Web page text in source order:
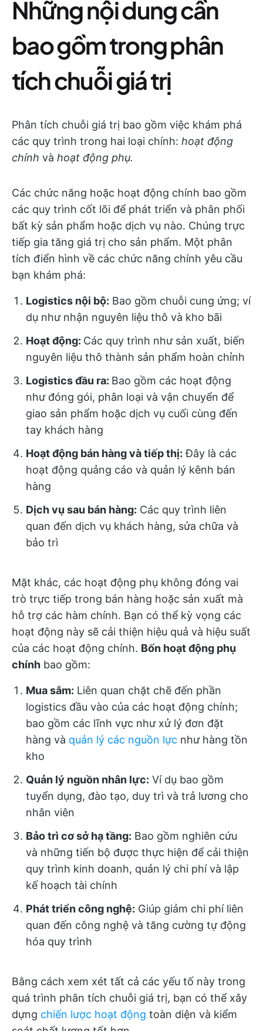
Những nội dung cần
bao gồm trong phân
tích chuỗi giá trị
Phân tích chuỗi giá trị bao gồm việc khám phá
các quy trình trong hai loại chính: hoạt động
chính và hoạt động phụ.
Các chức năng hoặc hoạt động chính bao gồm
các quy trình cốt lõi để phát triển và phân phối
bất kỳ sản phẩm hoặc dịch vụ nào. Chúng trực
tiếp gia tăng giá trị cho sản phẩm. Một phân
tích điển hình về các chức năng chính yêu cầu
bạn khám phá:
Logistics nội bộ: Bao gồm chuỗi cung ứng; ví
dụ như nhận nguyên liệu thô và kho bãi
Hoạt động: Các quy trình như sản xuất, biến
nguyên liệu thô thành sản phẩm hoàn chỉnh
Logistics đầu ra: Bao gồm các hoạt động
như đóng gói, phân loại và vận chuyển để
giao sản phẩm hoặc dịch vụ cuối cùng đến
tay khách hàng
Hoạt động bán hàng và tiếp thị: Đây là các
hoạt động quảng cáo và quản lý kênh bán
hàng
Dịch vụ sau bán hàng: Các quy trình liên
quan đến dịch vụ khách hàng, sửa chữa và
bảo trì
Mặt khác, các hoạt động phụ không đóng vai
trò trực tiếp trong bán hàng hoặc sản xuất mà
hỗ trợ các hàm chính. Bạn có thể kỳ vọng các
hoạt động này sẽ cải thiện hiệu quả và hiệu suất
của các hoạt động chính. Bốn hoạt động phụ
chính bao gồm:
Mua sắm: Liên quan chặt chẽ đến phần
logistics đầu vào của các hoạt động chính;
bao gồm các lĩnh vực như xử lý đơn đặt
hàng và quản lý các nguồn lực như hàng tồn
kho
Quản lý nguồn nhân lực: Ví dụ bao gồm
tuyển dụng, đào tạo, duy trì và trả lương cho
nhân viên
Bảo trì cơ sở hạ tầng: Bao gồm nghiên cứu
và những tiến bộ được thực hiện để cải thiện
quy trình kinh doanh, quản lý chi phí và lập
kế hoạch tài chính
Phát triển công nghệ: Giúp giảm chi phí liên
quan đến công nghệ và tăng cường tự động
hóa quy trình
Bằng cách xem xét tất cả các yếu tố này trong
quá trình phân tích chuỗi giá trị, bạn có thể xây
dựng chiến lược hoạt động toàn diện và kiểm